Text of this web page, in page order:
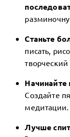
Станьте
писать,
творческий
Начинайте
Создайте
медитации.
Лучше